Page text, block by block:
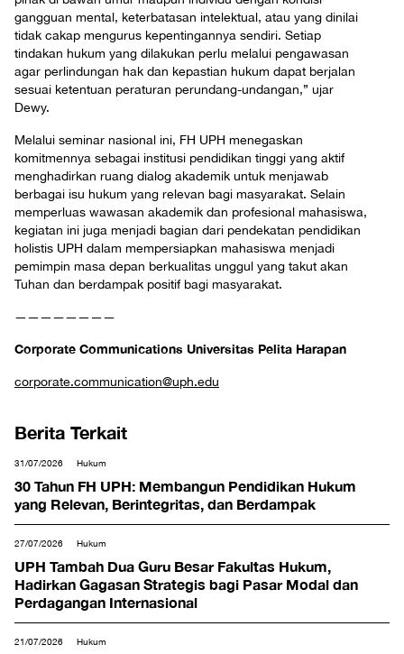
gangguan mental, keterbatasan intelektual, atau yang dinilai
tidak cakap mengurus kepentingannya sendiri. Setiap
tindakan hukum yang dilakukan perlu melalui pengawasan
agar perlindungan hak dan kepastian hukum dapat berjalan
sesuai ketentuan peraturan perundang-undangan,” ujar
Dewy.
Melalui seminar nasional ini, FH UPH menegaskan
komitmennya sebagai institusi pendidikan tinggi yang aktif
menghadirkan ruang dialog akademik untuk menjawab
berbagai isu hukum yang relevan bagi masyarakat. Selain
memperluas wawasan akademik dan profesional mahasiswa,
kegiatan ini juga menjadi bagian dari pendekatan pendidikan
holistis UPH dalam mempersiapkan mahasiswa menjadi
pemimpin masa depan berkualitas unggul yang takut akan
Tuhan dan berdampak positif bagi masyarakat.
————————
Corporate Communications Universitas Pelita Harapan
corporate.communication@uph.edu
Berita Terkait
31/07/2026 Hukum
30 Tahun FH UPH: Membangun Pendidikan Hukum
yang Relevan, Berintegritas, dan Berdampak
27/07/2026 Hukum
UPH Tambah Dua Guru Besar Fakultas Hukum,
Hadirkan Gagasan Strategis bagi Pasar Modal dan
Perdagangan Internasional
21/07/2026 Hukum